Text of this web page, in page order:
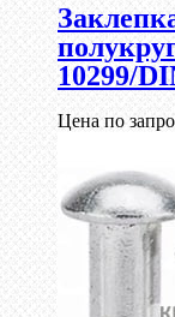
10299/
Цена по